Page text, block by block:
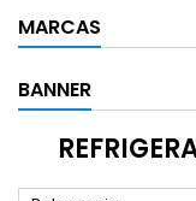
MARCAS
BANNER